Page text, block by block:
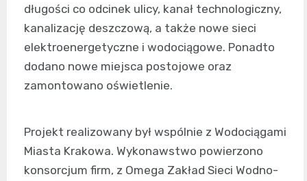
długości co odcinek ulicy, kanał technologiczny,
kanalizację deszczową, a także nowe sieci
elektroenergetyczne i wodociągowe. Ponadto
dodano nowe miejsca postojowe oraz
zamontowano oświetlenie.
Projekt realizowany był wspólnie z Wodociągami
Miasta Krakowa. Wykonawstwo powierzono
konsorcjum firm, z Omega Zakład Sieci Wodno-